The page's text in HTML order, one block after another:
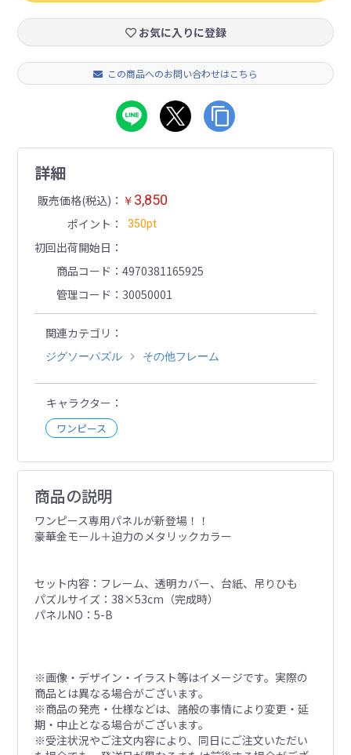
お気に入りに登録
この商品へのお問い合わせはこちら
詳細
販売価格(税込) ￥ 3,850
ポイント 350pt
初回出荷開始日
商品コード
4970381165925
管理コード
30050001
関連カテゴリ
ジグソーパズル その他フレーム
キャラクター
ワンピース
商品の説明
ワンピース専用パネルが新登場！！
豪華金モール＋迫力のメタリックカラー
セット内容：フレーム、透明カバー、台紙、吊りひも
パズルサイズ：38×53cm（完成時）
パネルNO：5-B
※画像・デザイン・イラスト等はイメージです。実際の
商品とは異なる場合がございます。
※商品の発売・仕様などは、諸般の事情により変更・延
期・中止となる場合がございます。
※受注状況やご注文内容により、同日にご注文いただい